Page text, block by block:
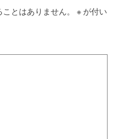
とはありません。 ※ が付い